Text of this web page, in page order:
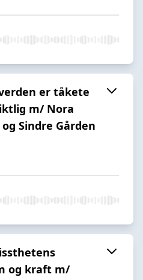
er tåkete
m/ Nora
Sindre Gården
og kraft m/